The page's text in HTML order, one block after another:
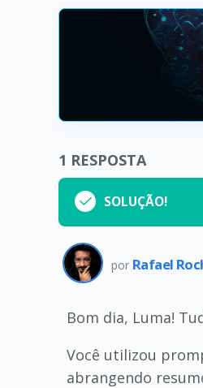
1 RESPOSTA
SOLUÇÃO!
por Rafael
Bom dia, Luma!
Você utilizou
abrangendo